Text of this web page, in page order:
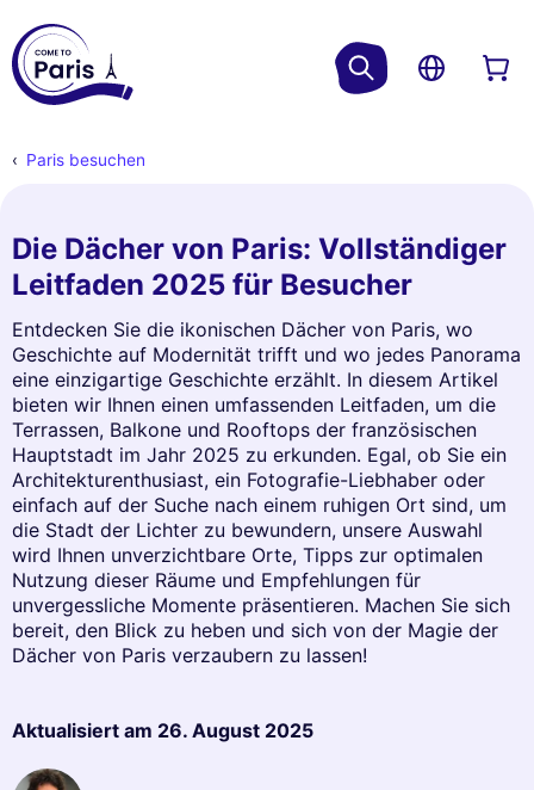
Paris besuchen
Die Dächer von Paris: Vollständiger
Leitfaden 2025 für Besucher
Entdecken Sie die ikonischen Dächer von Paris, wo
Geschichte auf Modernität trifft und wo jedes Panorama
eine einzigartige Geschichte erzählt. In diesem Artikel
bieten wir Ihnen einen umfassenden Leitfaden, um die
Terrassen, Balkone und Rooftops der französischen
Hauptstadt im Jahr 2025 zu erkunden. Egal, ob Sie ein
Architekturenthusiast, ein Fotografie-Liebhaber oder
einfach auf der Suche nach einem ruhigen Ort sind, um
die Stadt der Lichter zu bewundern, unsere Auswahl
wird Ihnen unverzichtbare Orte, Tipps zur optimalen
Nutzung dieser Räume und Empfehlungen für
unvergessliche Momente präsentieren. Machen Sie sich
bereit, den Blick zu heben und sich von der Magie der
Dächer von Paris verzaubern zu lassen!
Aktualisiert am 26. August 2025